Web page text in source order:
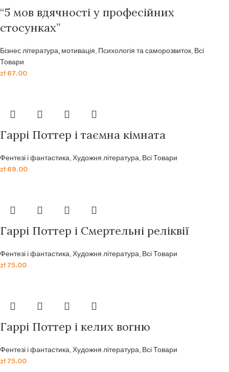
“5 мов вдячності у професійних
стосунках”
Бізнес література, мотивація, Психологія та саморозвиток, Всі
Товари
zł 67.00
Гаррі Поттер і таємна кімната
Фентезі і фантастика,Художня література, Всі Товари
zł 69.00
Гаррі Поттер і Смертельні реліквії
Фентезі і фантастика,Художня література, Всі Товари
zł 75.00
Гаррі Поттер і келих вогню
Фентезі і фантастика,Художня література, Всі Товари
zł 75.00